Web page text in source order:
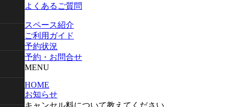
よくあるご質問
スペース紹介
ご利用ガイド
予約状況
予約・お問合せ
MENU
HOME
お知らせ
キャンセル料について教えてください。